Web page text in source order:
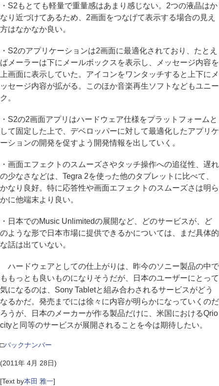
・S2もとても軽量で重量感はあまり感じない。2つの液晶はか
なり近づけてあるため、2画面をつなげて表示する場合の見え
方はなかなか良い。
・S2のアプリケーションは2画面に最適化されており、たとえ
ばメーラーは下にメールボックスを表示し、メッセージ内容を
上画面に表示していた。アイコンをワンタッチすると上下にメ
ッセージ内容が拡がる。このほか音楽再生ソフトなどもユニー
ク。
・S2の2画面アプリはハードウェア仕様をプラットフォームと
して固定した上で、デベロッパーに対して最適化したアプリケ
ーションの開発を促すよう開発情報を出していく。
・画面エフェクトのスムーズさやタッチ操作への追従性、遅れ
の少なさなどは、Tegra 2を使った他のタブレットに比べて、
かなり良好。特に応答性や画面エフェクトのスムーズさは明ら
かに他端末より良い。
・日本でのMusic Unlimitedの展開など、どのサービスが、ど
のような形で日本市場に提供できるかについては、まだ具体的
な話は出ていない。
ハードウェアとしての仕上がりは、昨今のソニー製品の中で
ももっとも良いものになりそうだが、日本のユーザーにとって
気になるのは、Sony Tabletと組み合わされるサービスがどう
なるかだ。発売までには徐々に内容が明らかになっていくのだ
ろうが、日本のメーカーが作る製品だけに、米国におけるQrio
cityと同等のサービスが展開されることを今は期待したい。
□バックナンバー
(2011年 4月 28日)
[Text by本田 雅一]